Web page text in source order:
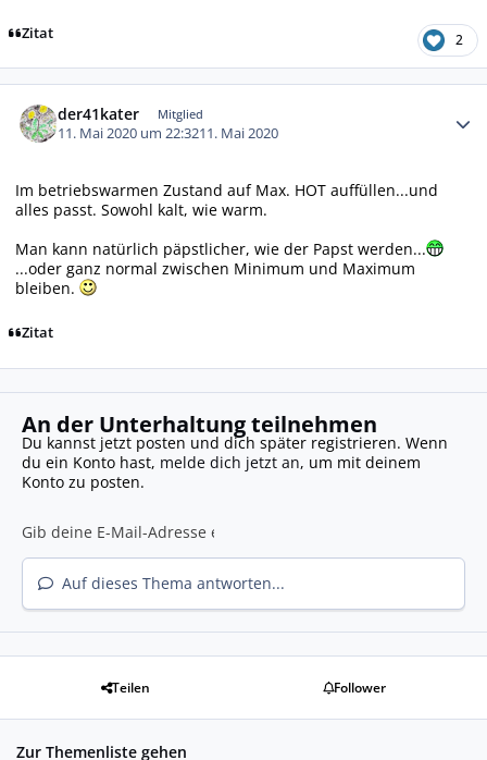
Zitat 2
der41kater Mitglied
11. Mai 2020 um 22:3211. Mai 2020
Im betriebswarmen Zustand auf Max. HOT auffüllen...und
alles passt. Sowohl kalt, wie warm.
Man kann natürlich päpstlicher, wie der Papst werden...
...oder ganz normal zwischen Minimum und Maximum
bleiben.
Zitat
An der Unterhaltung teilnehmen
Du kannst jetzt posten und dich später registrieren. Wenn
du ein Konto hast, melde dich jetzt an, um mit deinem
Konto zu posten.
Auf dieses Thema antworten...
Teilen Follower
Zur Themenliste gehen